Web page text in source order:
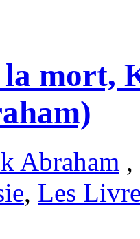
mort,
Abraham ,
, Les